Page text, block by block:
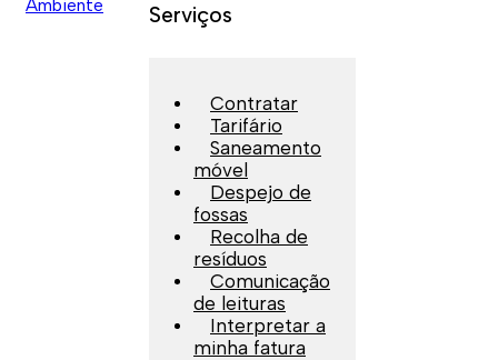
Serviços
Contratar
Tarifário
Saneamento
móvel
Despejo de
fossas
Recolha de
resíduos
Comunicação
de leituras
Interpretar a
minha fatura